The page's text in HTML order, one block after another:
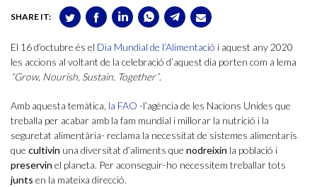
SHARE IT:
El 16 d’octubre és el Dia Mundial de l’Alimentació i aquest any 2020
les accions al voltant de la celebració d’aquest dia porten com a lema
“Grow, Nourish, Sustain. Together”.
Amb aquesta temàtica, la FAO -l’agència de les Nacions Unides que
treballa per acabar amb la fam mundial i millorar la nutrició i la
seguretat alimentària- reclama la necessitat de sistemes alimentaris
que cultivin una diversitat d’aliments que nodreixin la població i
preservin el planeta. Per aconseguir-ho necessitem treballar tots
junts en la mateixa direcció.